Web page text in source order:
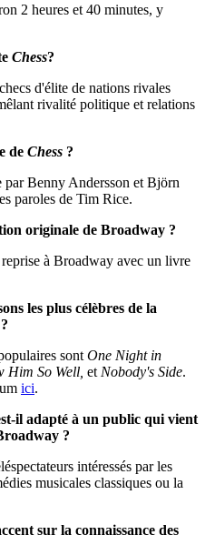
2 heures et 40 minutes, y
Chess?
d'élite de nations rivales
rivalité politique et relations
de Chess ?
par Benny Andersson et Björn
paroles de Tim Rice.
originale de Broadway ?
à Broadway avec un livre
les plus célèbres de la
?
sont One Night in
Him So Well, et Nobody's Side.
ici.
il adapté à un public qui vient
?
intéressés par les
musicales classiques ou la
sur la connaissance des